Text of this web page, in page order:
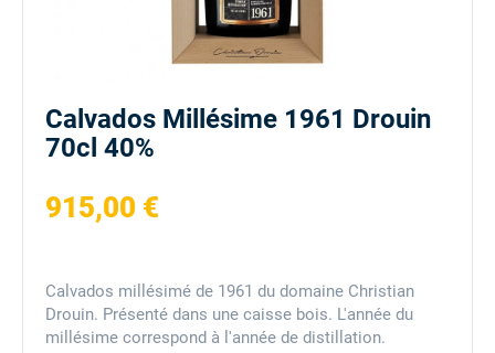
Calvados Millésime 1961 Drouin
70cl 40%
Calvados millésimé de 1961 du domaine Christian
Drouin. Présenté dans une caisse bois. L'année du
millésime correspond à l'année de distillation.
915,00 €